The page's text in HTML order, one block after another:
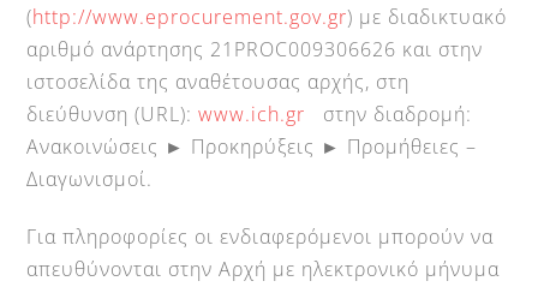
(http://www.eprocurement.gov.gr) με διαδικτυακό
αριθμό ανάρτησης 21PROC009306626 και στην
ιστοσελίδα της αναθέτουσας αρχής, στη
διεύθυνση (URL):www.ich.gr στην διαδρομή:
Ανακοινώσεις ► Προκηρύξεις ► Προμήθειες –
Διαγωνισμοί.
Για πληροφορίες οι ενδιαφερόμενοι μπορούν να
απευθύνονται στην Αρχή με ηλεκτρονικό μήνυμα